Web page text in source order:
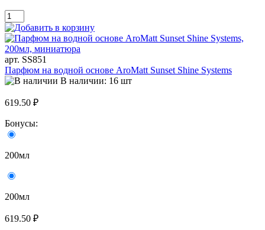
арт. SS851
Парфюм на водной основе AroMatt Sunset Shine Systems
В наличии: 16 шт
619.50 ₽
Бонусы:
200мл
200мл
619.50 ₽